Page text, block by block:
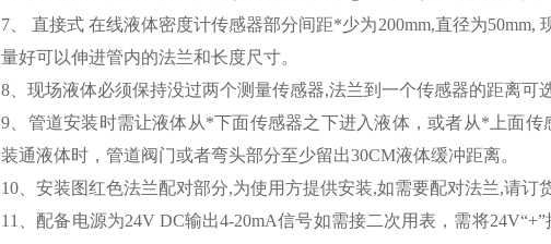
7、 直接式 在线液体密度计传感器部分间距*少为200mm,直径为
量好可以伸进管内的法兰和长度尺寸。
8、现场液体必须保持没过两个测量传感器,法兰到一个传感器的距离可
9、管道安装时需让液体从*下面传感器之下进入液体，或者从*上面
装通液体时，管道阀门或者弯头部分至少留出30CM液体缓冲距离。
10、安装图红色法兰配对部分,为使用方提供安装,如需要配对法兰,请订
11、配备电源为24V DC输出4-20mA信号如需接二次用表，需将